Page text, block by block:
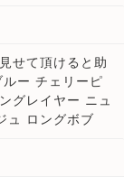
せて頂けると助
ー チェリーピ
グレイヤー ニュ
ュ ロングボブ